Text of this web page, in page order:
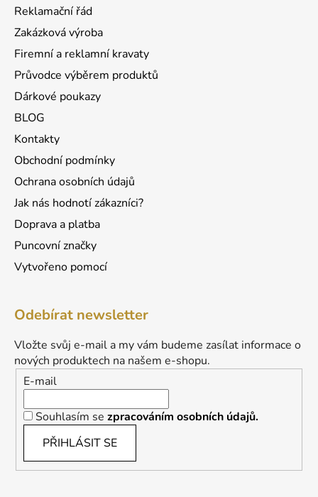
Reklamační řád
Zakázková výroba
Firemní a reklamní kravaty
Průvodce výběrem produktů
Dárkové poukazy
BLOG
Kontakty
Obchodní podmínky
Ochrana osobních údajů
Jak nás hodnotí zákazníci?
Doprava a platba
Puncovní značky
Vytvořeno pomocí
Odebírat newsletter
Vložte svůj e-mail a my vám budeme zasílat informace o
nových produktech na našem e-shopu.
E-mail
Souhlasím se zpracováním osobních údajů.
PŘIHLÁSIT SE